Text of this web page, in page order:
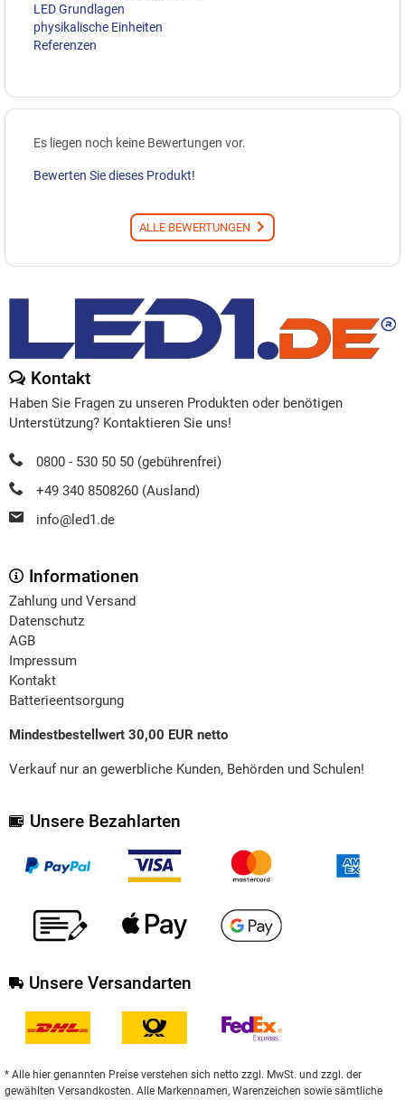
LED Grundlagen
physikalische Einheiten
Referenzen
Es liegen noch keine Bewertungen vor.
Bewerten Sie dieses Produkt!
ALLE BEWERTUNGEN
Kontakt
Haben Sie Fragen zu unseren Produkten oder benötigen
Unterstützung? Kontaktieren Sie uns!
0800 - 530 50 50 (gebührenfrei)
+49 340 8508260 (Ausland)
info@led1.de
Informationen
Zahlung und Versand
Datenschutz
AGB
Impressum
Kontakt
Batterieentsorgung
Mindestbestellwert 30,00 EUR netto
Verkauf nur an gewerbliche Kunden, Behörden und Schulen!
Unsere Bezahlarten
Unsere Versandarten
* Alle hier genannten Preise verstehen sich netto zzgl. MwSt. und zzgl. der
gewählten Versandkosten. Alle Markennamen, Warenzeichen sowie sämtliche